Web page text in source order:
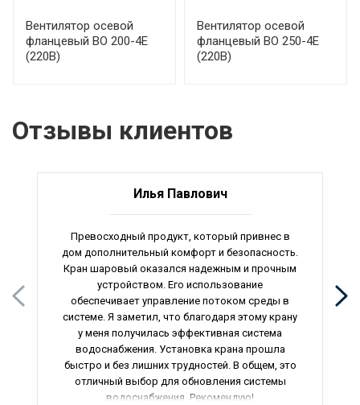
Вентилятор осевой
фланцевый ВО 200-4Е
(220В)
Вентилятор осевой
фланцевый ВО 250-4Е
(220В)
Отзывы клиентов
Илья Павлович
Превосходный продукт, который привнес в
дом дополнительный комфорт и безопасность.
Кран шаровый оказался надежным и прочным
устройством. Его использование
обеспечивает управление потоком среды в
системе. Я заметил, что благодаря этому крану
у меня получилась эффективная система
водоснабжения. Установка крана прошла
быстро и без лишних трудностей. В общем, это
отличный выбор для обновления системы
водоснабжения. Рекомендую!